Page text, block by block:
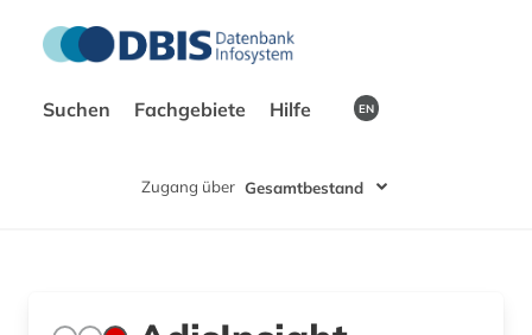
Suchen Fachgebiete Hilfe EN
Zugang über Gesamtbestand